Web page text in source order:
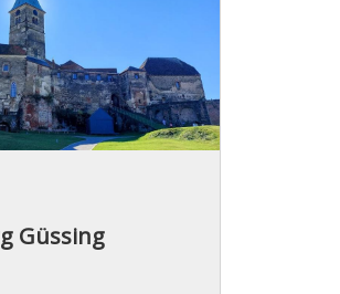
Güssing